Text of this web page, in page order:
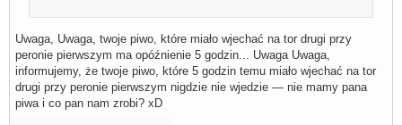
Uwaga, Uwaga, twoje piwo, które miało wjechać na tor drugi przy
peronie pierwszym ma opóźnienie 5 godzin... Uwaga Uwaga,
informujemy, że twoje piwo, które 5 godzin temu miało wjechać na tor
drugi przy peronie pierwszym nigdzie nie wjedzie — nie mamy pana
piwa i co pan nam zrobi? xD